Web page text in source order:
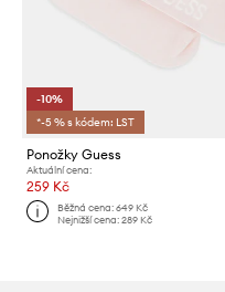
-10%
*-5 % s kódem: LST
Ponožky Guess
Aktuální cena:
259 Kč
Běžná cena:649 Kč
Nejnižší cena:289 Kč